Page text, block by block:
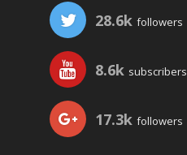
28.6k followers
8.6k subscribers
17.3k followers